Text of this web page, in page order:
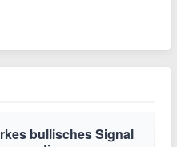
bullisches Signal